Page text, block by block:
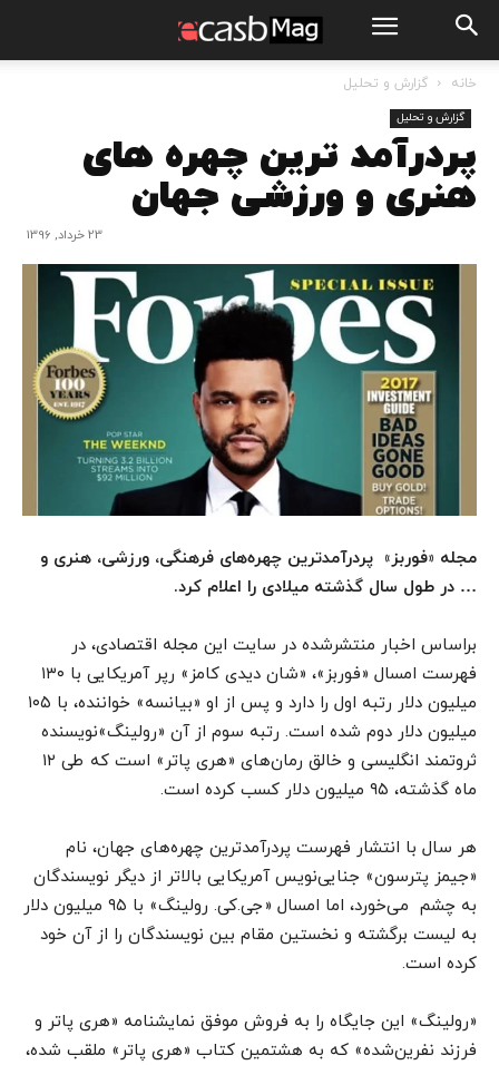
خانه گزارش و تحلیل
گزارش و تحلیل
پردرآمد ترین چهره های
هنری و ورزشی جهان
23 خرداد, 1396
مجله «فوربز» پردرآمدترین چهره‌های فرهنگی، ورزشی، هنری و
… در طول سال گذشته میلادی را اعلام کرد.
براساس اخبار منتشرشده در سایت این مجله اقتصادی، در
فهرست امسال «فوربز»، «شان دیدی کامز» رپر آمریکایی با ۱۳۰
میلیون دلار رتبه اول را دارد و پس از او «بیانسه» خواننده، با ۱۰۵
میلیون دلار دوم شده است. رتبه سوم از آن «رولینگ»نویسنده
ثروتمند انگلیسی و خالق رمان‌های «هری پاتر» است که طی ۱۲
ماه گذشته، ۹۵ میلیون دلار کسب کرده است.
هر سال با انتشار فهرست پردرآمدترین چهره‌های جهان، نام
«جیمز پترسون» جنایی‌نویس آمریکایی بالاتر از دیگر نویسندگان
به چشم می‌خورد، اما امسال «جی.کی. رولینگ» با ۹۵ میلیون دلار
به لیست برگشته و نخستین مقام بین نویسندگان را از آن خود
کرده است.
«رولینگ» این جایگاه را به فروش موفق نمایشنامه «هری پاتر و
فرزند نفرین‌شده» که به هشتمین کتاب «هری پاتر» ملقب شده،